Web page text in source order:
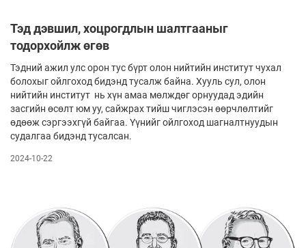
Тэд дэвшил, хоцрогдлын шалтгааныг
тодорхойлж өгөв
Тэдний ажил улс орон тус бүрт олон нийтийн институт чухал
болохыг ойлгоход бидэнд тусалж байна. Хууль сул, олон
нийтийн институт нь хүн амаа мөлждөг орнуудад эдийн
засгийн өсөлт юм уу, сайжрах тийш чиглэсэн өөрчлөлтийг
өдөөж сэргээхгүй байгаа. Үүнийг ойлгоход шагналтнуудын
судалгаа бидэнд тусалсан.
2024-10-22